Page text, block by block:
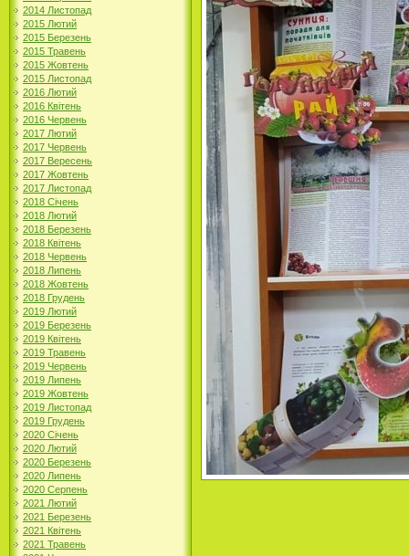
2014 Листопад
2015 Лютий
2015 Березень
2015 Травень
2015 Жовтень
2015 Листопад
2016 Лютий
2016 Квітень
2016 Червень
2017 Лютий
2017 Червень
2017 Вересень
2017 Жовтень
2017 Листопад
2018 Січень
2018 Лютий
2018 Березень
2018 Квітень
2018 Червень
2018 Липень
2018 Жовтень
2018 Грудень
2019 Лютий
2019 Березень
2019 Квітень
2019 Травень
2019 Червень
2019 Липень
2019 Жовтень
2019 Листопад
2019 Грудень
2020 Січень
2020 Лютий
2020 Березень
2020 Липень
2020 Серпень
2021 Лютий
2021 Березень
2021 Квітень
2021 Травень